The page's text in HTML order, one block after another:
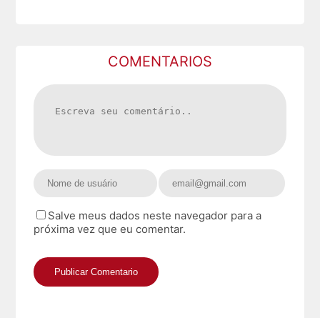
COMENTARIOS
Salve meus dados neste navegador para a
próxima vez que eu comentar.